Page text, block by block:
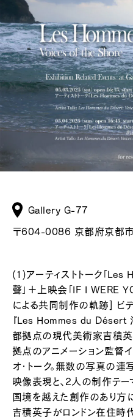
Gallery G-77
〒604-0086 京都府京都
(1)アーティストトーク「
聲」＋上映会「IF I WERE
による共同制作の軌跡] ビデ
『Les Hommes du Désert
都拠点の現代美術家吉積英
拠点のアニメーション監督
オ・トーク。無数の写真の連
映像表現と、2人の制作テー
国境を越えた創作のあり方
吉積英子がロンドン在住時